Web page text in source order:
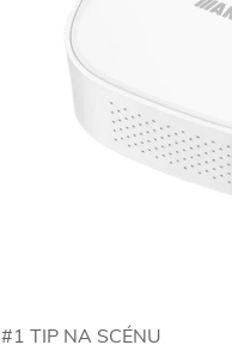
#1 TIP NA SCÉNU